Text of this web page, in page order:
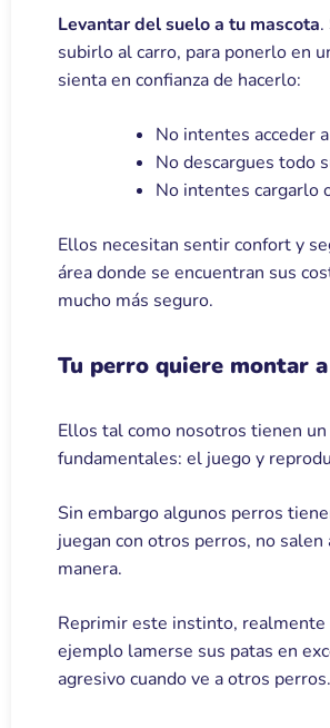
Levantar del suelo a tu mascota.
subirlo al carro, para ponerlo en
sienta en confianza de hacerlo:
No intentes acceder
No descargues todo
No intentes cargarlo
Ellos necesitan sentir confort y
área donde se encuentran sus
mucho más seguro.
Tu perro quiere montar
Ellos tal como nosotros tienen
fundamentales: el juego y
Sin embargo algunos perros
juegan con otros perros, no
manera.
Reprimir este instinto, realmente
ejemplo lamerse sus patas en
agresivo cuando ve a otros perros.